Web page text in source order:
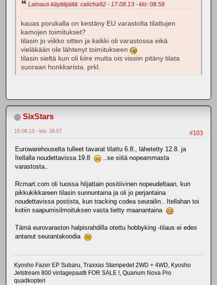
Lainaus käyttäjältä: calicha92 - 17.08.13 - klo: 08.58
kauas porukalla on kestäny EU varastolta tilattujen
kamojen toimitukset?
tilasin jo viikko sitten ja kaikki oli varastossa eikä
vieläkään ole lähtenyt toimitukseen
tilasin sieltä kun oli kiire mutta ois vissiin pitäny tilata
suoraan honkkarista. prkl.
SixStars
#103
19.08.13 - klo: 18.57
Eurowarehouselta tulleet tavarat tilattu 6.8., lähetetty 12.8. ja
Itellalla noudettavissa 19.8
..se siitä nopeammasta
varastosta..
Rcmart.com oli tuossa hiljattain positiivinen nopeudeltaan, kun
pikkukikkareen tilasin sunnuntaina ja oli jo perjantaina
noudettavissa postista, kun tracking codea seurailin.. Itellahan toi
kotiin saapumisilmoituksen vasta tietty maanantaina
Tämä eurovaraston halpisrahdilla otettu hobbyking -tilaus ei edes
antanut seurantakoodia
Kyosho Fazer EP Subaru, Traxxas Stampedet 2WD + 4WD, Kyosho
Jetstream 800 vintagepaatti FOR SALE !, Quanum Nova Pro
quadkopteri